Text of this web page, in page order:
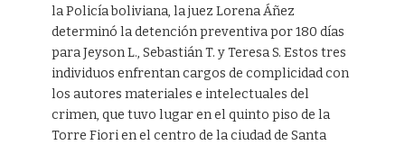
la Policía boliviana, la juez Lorena Áñez
determinó la detención preventiva por 180 días
para Jeyson L., Sebastián T. y Teresa S. Estos tres
individuos enfrentan cargos de complicidad con
los autores materiales e intelectuales del
crimen, que tuvo lugar en el quinto piso de la
Torre Fiori en el centro de la ciudad de Santa